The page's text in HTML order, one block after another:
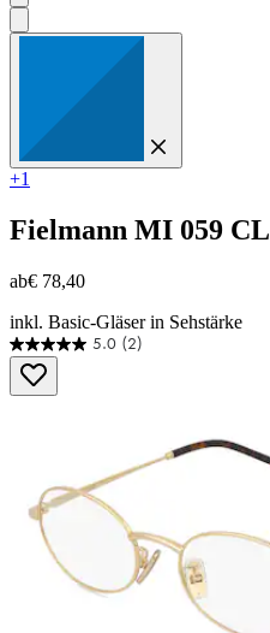
+1
Fielmann MI 059 CL
ab€ 78,40
inkl. Basic-Gläser in Sehstärke
5.0 (2)
5.0
von
5